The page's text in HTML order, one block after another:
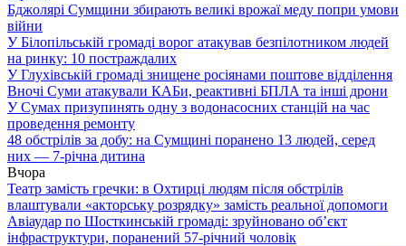
Бджолярі Сумщини збирають великі врожаї меду попри умови
війни
У Білопільській громаді ворог атакував безпілотником людей
на ринку: 10 постраждалих
У Глухівській громаді знищене росіянами поштове відділення
Вночі Суми атакували КАБи, реактивні БПЛА та інші дрони
У Сумах призупинять одну з водонасосних станцій на час
проведення ремонту
48 обстрілів за добу: на Сумщині поранено 13 людей, серед
них — 7-річна дитина
Вчора
Театр замість гречки: в Охтирці людям після обстрілів
влаштували «акторську розрядку» замість реальної допомоги
Авіаудар по Шосткинській громаді: зруйновано об’єкт
інфраструктури, поранений 57-річний чоловік